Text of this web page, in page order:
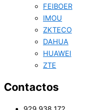
FEIBOER
IMOU
ZKTECO
DAHUA
HUAWEI
ZTE
Contactos